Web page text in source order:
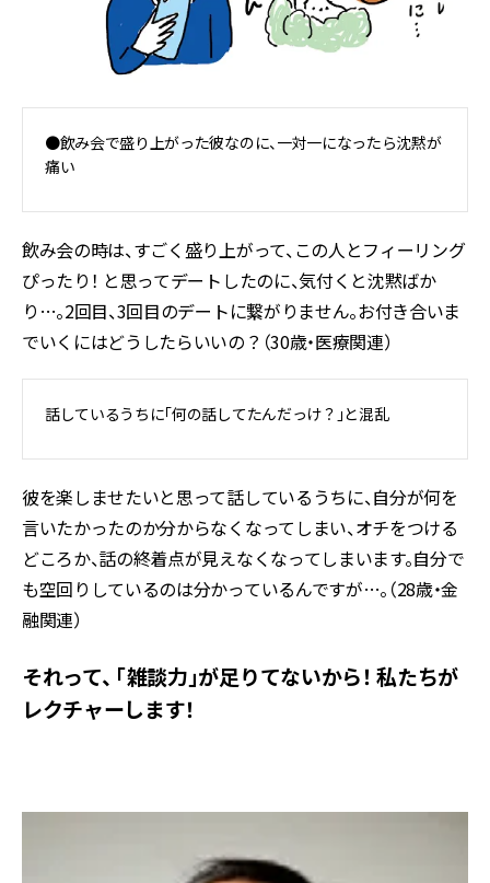
●飲み会で盛り上がった彼なのに、一対一になったら沈黙が
痛い
飲み会の時は、すごく盛り上がって、この人とフィーリング
ぴったり！ と思ってデートしたのに、気付くと沈黙ばか
り…。2回目、3回目のデートに繋がりません。お付き合いま
でいくにはどうしたらいいの？（30歳・医療関連）
話しているうちに「何の話してたんだっけ？」と混乱
彼を楽しませたいと思って話しているうちに、自分が何を
言いたかったのか分からなくなってしまい、オチをつける
どころか、話の終着点が見えなくなってしまいます。自分で
も空回りしているのは分かっているんですが…。（28歳・金
融関連）
それって、 「雑談力」が足りてないから！ 私たちが
レクチャーします！